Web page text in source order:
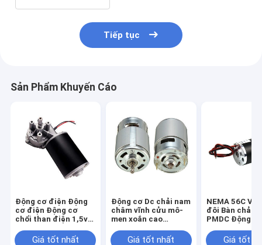
Tiếp tục
Sản Phẩm Khuyến Cáo
Động cơ điện Động
cơ điện Động cơ
chổi than điện 1,5v
Giá tốt nhất
Động cơ Dc chải nam
châm vĩnh cửu mô-
men xoắn cao
Giá tốt nhất
NEMA 56C
đôi Bàn chải
PMDC Động
chỉnhGiá tốt